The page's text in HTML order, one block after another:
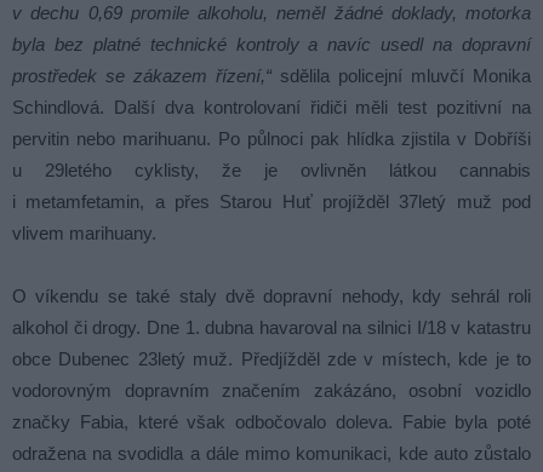
v dechu 0,69 promile alkoholu, neměl žádné doklady, motorka
byla bez platné technické kontroly a navíc usedl na dopravní
prostředek se zákazem řízení,“ sdělila policejní mluvčí Monika
Schindlová. Další dva kontrolovaní řidiči měli test pozitivní na
pervitin nebo marihuanu. Po půlnoci pak hlídka zjistila v Dobříši
u 29letého cyklisty, že je ovlivněn látkou cannabis
i metamfetamin, a přes Starou Huť projížděl 37letý muž pod
vlivem marihuany.
O víkendu se také staly dvě dopravní nehody, kdy sehrál roli
alkohol či drogy. Dne 1. dubna havaroval na silnici I/18 v katastru
obce Dubenec 23letý muž. Předjížděl zde v místech, kde je to
vodorovným dopravním značením zakázáno, osobní vozidlo
značky Fabia, které však odbočovalo doleva. Fabie byla poté
odražena na svodidla a dále mimo komunikaci, kde auto zůstalo